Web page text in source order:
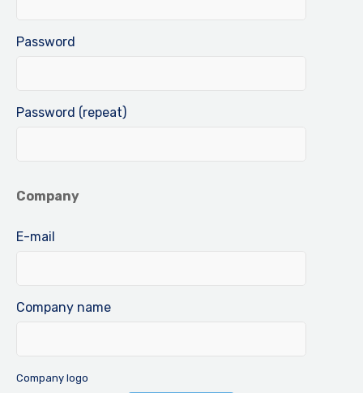
Password
Password (repeat)
Company
E-mail
Company name
Company logo